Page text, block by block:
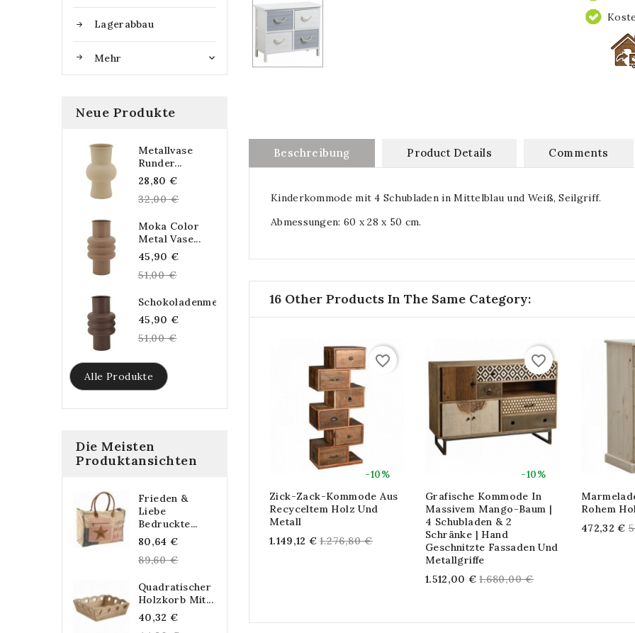
Lagerabbau
Mehr 
Neue Produkte
Metallvase
Runder...
28,80 €
price
32,00 €
Moka Color
Metal Vase...
45,90 €
51,00 €
Schokoladenmetallvase...
45,90 €
51,00 €
Alle Produkte
Die Meisten
Produktansichten
Frieden &
Liebe
Bedruckte...
80,64 €
price
89,60 €
Quadratischer
Holzkorb Mit...
40,32 €
Beschreibung Product Details Comments
Kinderkommode mit 4 Schubladen in Mittelblau und Weiß, Seilgriff.
Abmessungen: 60 x 28 x 50 cm.
16 Other Products In The Same Category:
-10%
favorite_border
Zick-Zack-Kommode Aus
Recyceltem Holz Und
Metall
1.149,12 € Regular
1.276,80 €
-10%
favorite_border
Grafische Kommode In
Massivem Mango-Baum |
4 Schubladen & 2
Schränke | Hand
Geschnitzte Fassaden Und
Metallgriffe
1.512,00 € Regular
1.680,00 €
Rohem
472,32 €